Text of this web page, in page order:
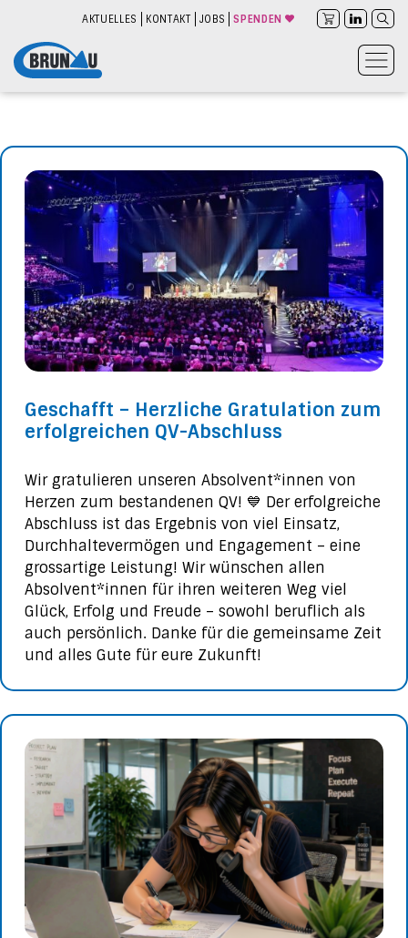
AKTUELLES KONTAKT JOBS SPENDEN
Geschafft – Herzliche Gratulation zum
erfolgreichen QV-Abschluss
Wir gratulieren unseren Absolvent*innen von
Herzen zum bestandenen QV! 💙 Der erfolgreiche
Abschluss ist das Ergebnis von viel Einsatz,
Durchhaltevermögen und Engagement – eine
grossartige Leistung! Wir wünschen allen
Absolvent*innen für ihren weiteren Weg viel
Glück, Erfolg und Freude – sowohl beruflich als
auch persönlich. Danke für die gemeinsame Zeit
und alles Gute für eure Zukunft!